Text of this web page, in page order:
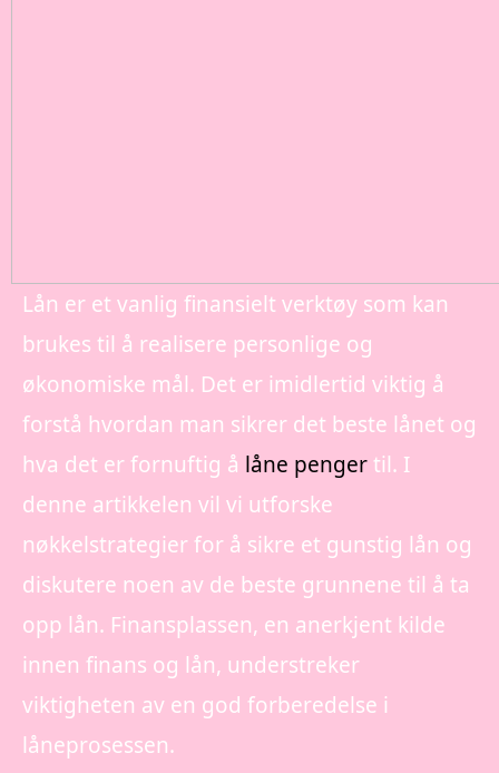
Lån er et vanlig finansielt verktøy som kan
brukes til å realisere personlige og
økonomiske mål. Det er imidlertid viktig å
forstå hvordan man sikrer det beste lånet og
hva det er fornuftig å låne penger til. I
denne artikkelen vil vi utforske
nøkkelstrategier for å sikre et gunstig lån og
diskutere noen av de beste grunnene til å ta
opp lån. Finansplassen, en anerkjent kilde
innen finans og lån, understreker
viktigheten av en god forberedelse i
låneprosessen.